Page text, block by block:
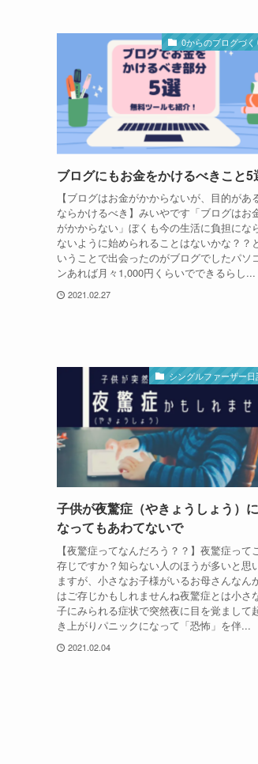
0からのブログづく
ブログにもお金をかけるべきこと5
【ブログはお金がかからないが、目的があ
ならかけるべき】みいやです「ブログはお
がかからない」ぼくも今の生活に負担にな
ないように始められることはないかな？？
いうことで出会ったのがブログでしたパソ
ンあれば月々1,000円くらいでできるらし...
2021.02.27
シングルファーザー日
子供が夜驚症（やきょうしょう）に
なってもあわてないで
【夜驚症ってなんだろう？？】夜驚症って
存じですか？知らない人のほうが多いと思
ますが、小さなお子様がいるお母さんなん
はご存じかもしれませんね夜驚症とは小さ
子にみられる症状で突然夜に目を覚まして
き上がりパニックになって「恐怖」を伴...
2021.02.04